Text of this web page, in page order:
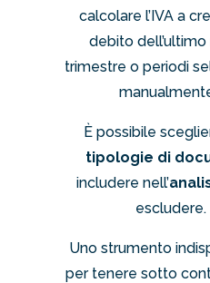
calcolare l’IVA a
debito
trimestre o periodi
È possibile
tipologie di
includere nell’
escludere.
Uno strumento
per tenere sotto